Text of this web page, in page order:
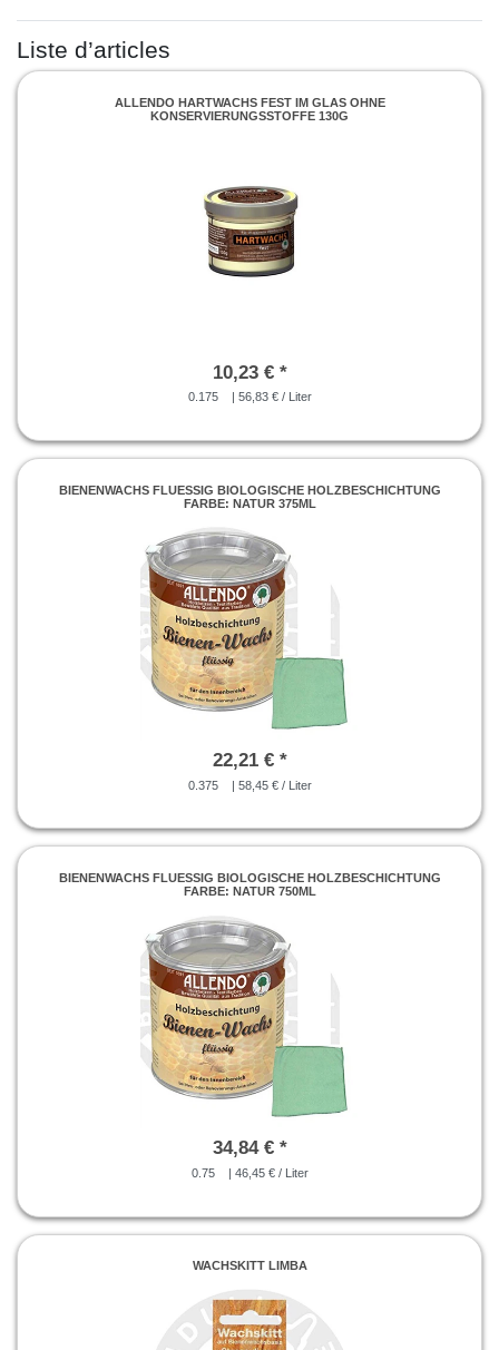
Liste d’articles
ALLENDO HARTWACHS FEST IM GLAS OHNE
KONSERVIERUNGSSTOFFE 130G
10,23 € *
0.175 | 56,83 € / Liter
BIENENWACHS FLUESSIG BIOLOGISCHE HOLZBESCHICHTUNG
FARBE: NATUR 375ML
22,21 € *
0.375 | 58,45 € / Liter
BIENENWACHS FLUESSIG BIOLOGISCHE HOLZBESCHICHTUNG
FARBE: NATUR 750ML
34,84 € *
0.75 | 46,45 € / Liter
WACHSKITT LIMBA